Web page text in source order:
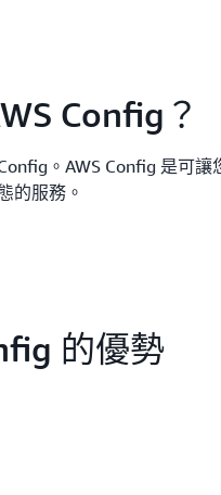
Config？
。AWS Config 是可讓
的服務。
的優勢